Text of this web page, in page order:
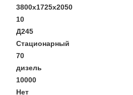
3800х1725х2050
10
Д245
Стационарный
70
дизель
10000
Нет